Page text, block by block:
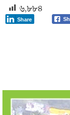
৬,৮৮৪
Share